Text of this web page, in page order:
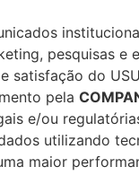
pesquisas e
satisfação do
pela
e/ou
utilizando
maior